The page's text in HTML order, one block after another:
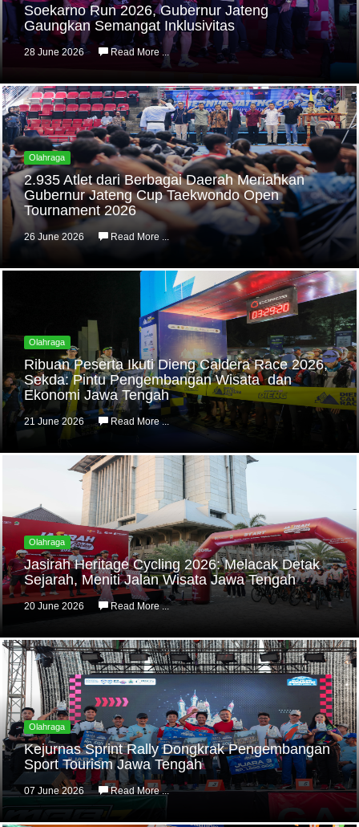
Soekarno Run 2026, Gubernur Jateng
Gaungkan Semangat Inklusivitas
28 June 2026 Read More ...
Olahraga
2.935 Atlet dari Berbagai Daerah Meriahkan
Gubernur Jateng Cup Taekwondo Open
Tournament 2026
26 June 2026 Read More ...
Olahraga
Ribuan Peserta Ikuti Dieng Caldera Race 2026,
Sekda: Pintu Pengembangan Wisata dan
Ekonomi Jawa Tengah
21 June 2026 Read More ...
Olahraga
Jasirah Heritage Cycling 2026: Melacak Detak
Sejarah, Meniti Jalan Wisata Jawa Tengah
20 June 2026 Read More ...
Olahraga
Kejurnas Sprint Rally Dongkrak Pengembangan
Sport Tourism Jawa Tengah
07 June 2026 Read More ...